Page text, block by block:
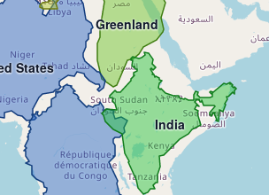
Greenland
States
India